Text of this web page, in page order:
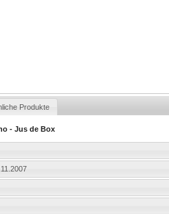
Produkte
- Jus de Box